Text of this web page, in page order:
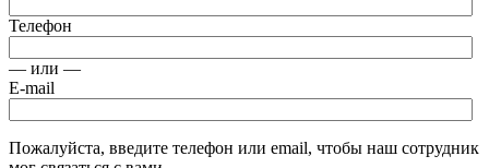
Телефон
— или —
E-mail
Пожалуйста, введите телефон или email, чтобы наш сотрудник